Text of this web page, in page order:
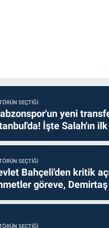
SEÇTIĞI
yeni
İşte Salah'ın
SEÇTIĞI
Bahçeli'den kritik
göreve,
SEÇTIĞI